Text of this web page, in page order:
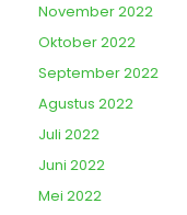
November 2022
Oktober 2022
September 2022
Agustus 2022
Juli 2022
Juni 2022
Mei 2022